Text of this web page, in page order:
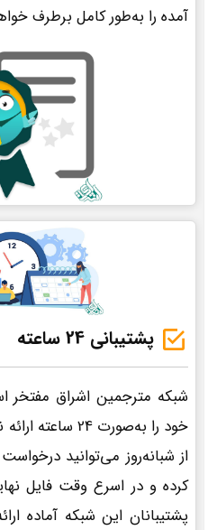
آمده را به‌طور کامل برطرف
پشتیبانی 24 ساعته
شبکه مترجمین اشراق
خود را به‌صورت
از شبانه‌روز می‌توانید
کرده و در اسرع وقت فایل
پشتیبانان این شبکه آماده